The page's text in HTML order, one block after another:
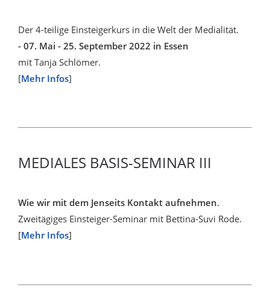
Der 4-teilige Einsteigerkurs in die Welt der Medialität.
- 07. Mai - 25. September 2022 in Essen
mit Tanja Schlömer.
[Mehr Infos]
MEDIALES BASIS-SEMINAR III
Wie wir mit dem Jenseits Kontakt aufnehmen.
Zweitägiges Einsteiger-Seminar mit Bettina-Suvi Rode.
[Mehr Infos]